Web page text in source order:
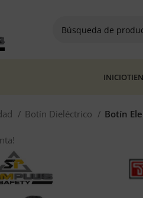
INICIO
Botín Dieléctrico Botín